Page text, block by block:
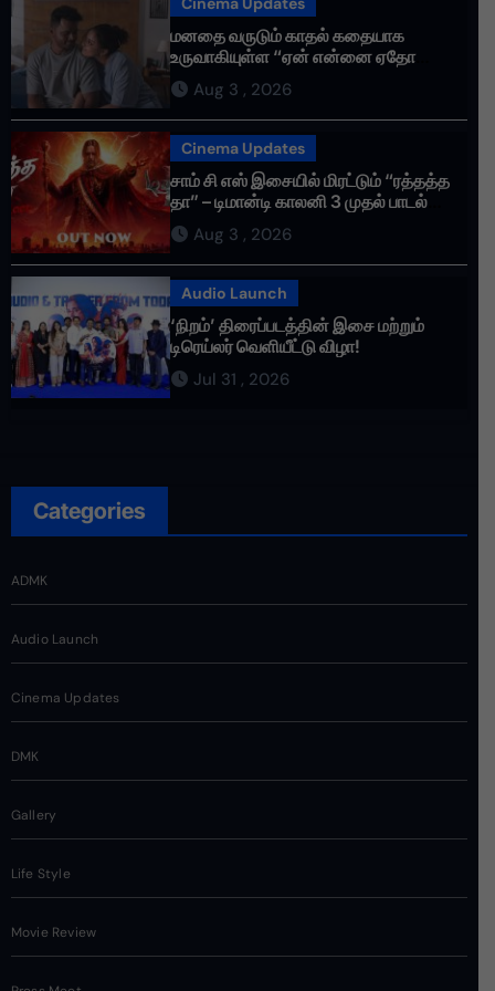
மனதை வருடும் காதல் கதையாக
உருவாகியுள்ள “ஏன் என்னை ஏதோ
செய்தாய்” – டீசர் வெளியானது !
Aug 3 , 2026
Cinema Updates
சாம் சி எஸ் இசையில் மிரட்டும் “ரத்தத்த
தா” – டிமான்டி காலனி 3 முதல் பாடல்
ரசிகர்களை கவர்ந்து வருகிறது!
Aug 3 , 2026
Audio Launch
‘நிறம்’ திரைப்படத்தின் இசை மற்றும்
டிரெய்லர் வெளியீட்டு விழா!
Jul 31 , 2026
Categories
ADMK
Audio Launch
Cinema Updates
DMK
Gallery
Life Style
Movie Review